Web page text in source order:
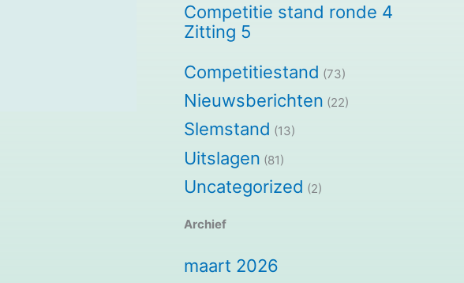
Competitie stand ronde 4
Zitting 5
Competitiestand (73)
Nieuwsberichten (22)
Slemstand (13)
Uitslagen (81)
Uncategorized (2)
Archief
maart 2026